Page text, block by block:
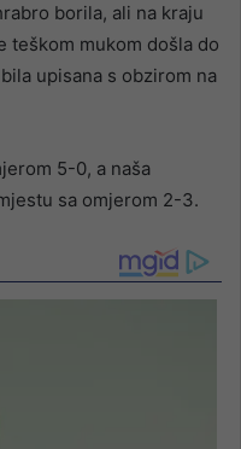
borila, ali na kraju
teškom mukom došla do
upisana s obzirom na
5-0, a naša
sa omjerom 2-3.